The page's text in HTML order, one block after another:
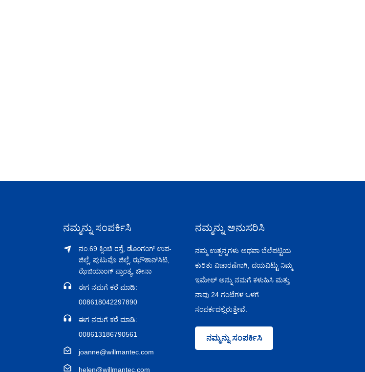
ನಮ್ಮನ್ನು ಸಂಪರ್ಕಿಸಿ
ನಂ.69 ಕ್ಸಿಂಚಿ ರಸ್ತೆ, ಡೊಂಗಂಗ್ ಉಪ-
ಜಿಲ್ಲೆ, ಪುಟುವೊ ಜಿಲ್ಲೆ, ಝೌಶಾನ್‌ಸಿಟಿ,
ಝೆಜಿಯಾಂಗ್ ಪ್ರಾಂತ್ಯ, ಚೀನಾ
ಈಗ ನಮಗೆ ಕರೆ ಮಾಡಿ:
008618042297890
ಈಗ ನಮಗೆ ಕರೆ ಮಾಡಿ:
008613186790561
joanne@willmantec.com
helen@willmantec.com
ನಮ್ಮನ್ನು ಅನುಸರಿಸಿ
ನಮ್ಮ ಉತ್ಪನ್ನಗಳು ಅಥವಾ ಬೆಲೆಪಟ್ಟಿಯ
ಕುರಿತು ವಿಚಾರಣೆಗಾಗಿ, ದಯವಿಟ್ಟು ನಿಮ್ಮ
ಇಮೇಲ್ ಅನ್ನು ನಮಗೆ ಕಳುಹಿಸಿ ಮತ್ತು
ನಾವು 24 ಗಂಟೆಗಳ ಒಳಗೆ
ಸಂಪರ್ಕದಲ್ಲಿರುತ್ತೇವೆ.
ನಮ್ಮನ್ನು ಸಂಪರ್ಕಿಸಿ